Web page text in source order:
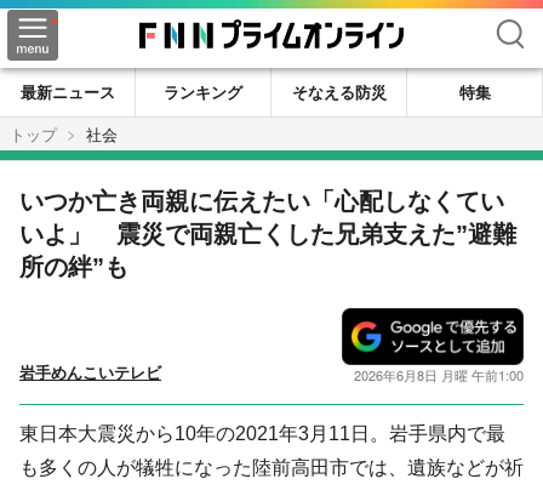
検索
最新ニュース ランキング そなえる防災
特集
トップ
社会
いつか亡き両親に伝えたい「心配しなくてい
いよ」 震災で両親亡くした兄弟支えた”避難
所の絆”も
岩手めんこいテレビ 2026年6月8日 月曜 午前1:00
東日本大震災から10年の2021年3月11日。岩手県内で最
も多くの人が犠牲になった陸前高田市では、遺族などが祈